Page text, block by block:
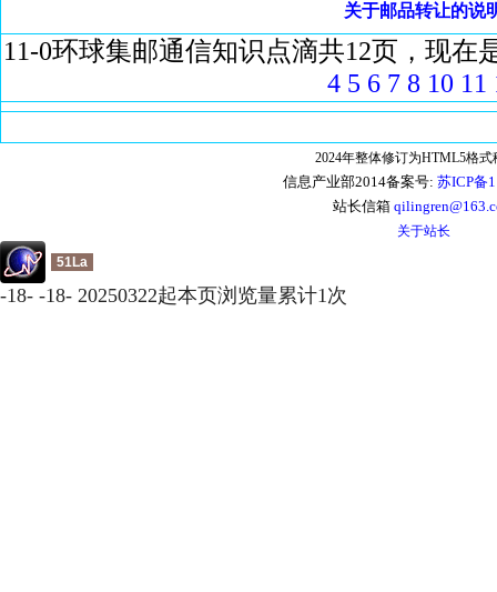
关于邮品转让的说
11-0环球集邮通信知识点滴共12页，现在
4 5 6 7 8 10 11
2024年整体修订为HTML5格式
信息产业部2014备案号: 苏ICP备
站长信箱
关于站长
51La
-18- -18- 20250322起本页浏览量累计1次